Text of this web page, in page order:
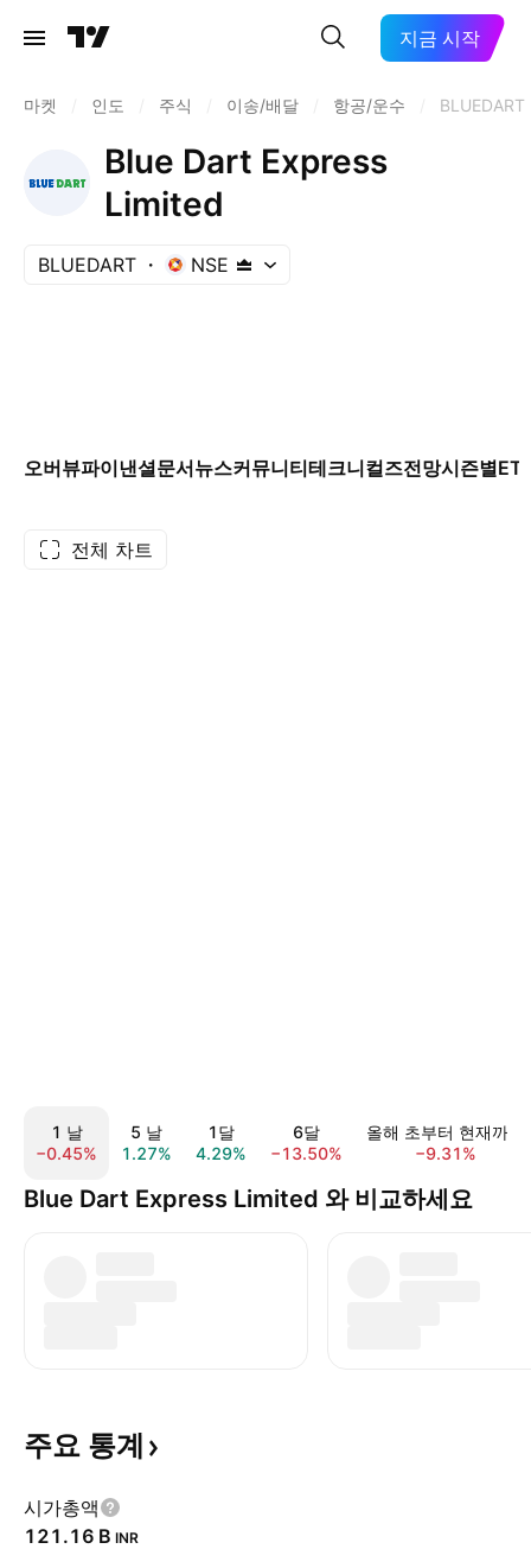
지금 시작
마켓 인도 주식 이송/배달 항공/운수 BLUEDART
Blue Dart Express
Limited
BLUEDART NSE
오버뷰파이낸셜문서뉴스커뮤니티테크니컬즈전망시즌별
전체 차트
1 날
−0.45%
5 날
1.27%
1달
4.29%
6달
−13.50%
올해 초부터 현재까지
−9.31%
Blue Dart Express Limited 와 비교하세요
주요 통계
시가총액
‪121.16 B‬ INR